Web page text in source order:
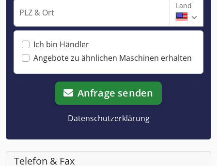
PLZ & Ort
Land
Ich bin Händler
Angebote zu ähnlichen Maschinen erhalten
Anfrage senden
Datenschutzerklärung
Telefon & Fax